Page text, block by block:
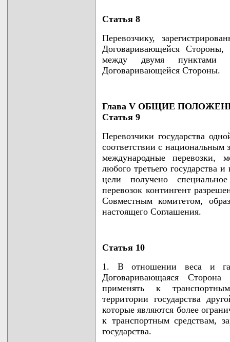
Статья 8
Перевозчику,
Договаривающейся Стороны,
между двумя пунктами
Договаривающейся Стороны.
Глава V ОБЩИЕ
Статья 9
Перевозчики государства
соответствии с национальным
международные перевозки,
любого третьего государства
цели получено
перевозок контингент
Совместным комитетом,
настоящего Соглашения.
Статья 10
1. В отношении веса и
Договаривающаяся
применять к
территории государства
которые являются более
к транспортным средствам,
государства.